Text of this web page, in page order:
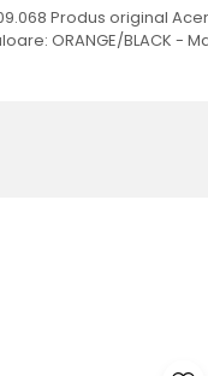
Produs original
ORANGE/BLACK -